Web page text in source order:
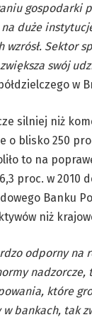
gospodarki
duże
Sektor
swój
w
silniej niż
o blisko 250
to na
proc. w 2010
Banku
niż
odporny na
nadzorcze,
które
bankach, tak